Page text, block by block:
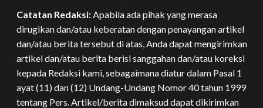
Catatan Redaksi:Apabila ada pihak yang merasa
dirugikan dan/atau keberatan dengan penayangan artikel
dan/atau berita tersebut di atas, Anda dapat mengirimkan
artikel dan/atau berita berisi sanggahan dan/atau koreksi
kepada Redaksi kami, sebagaimana diatur dalam Pasal 1
ayat (11) dan (12) Undang-Undang Nomor 40 tahun 1999
tentang Pers. Artikel/berita dimaksud dapat dikirimkan